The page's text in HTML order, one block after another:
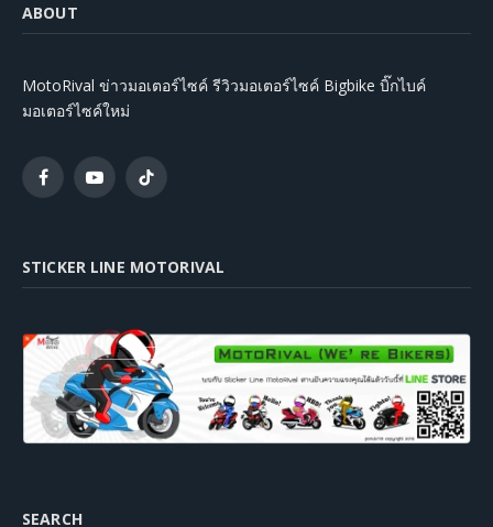
ABOUT
MotoRival ข่าวมอเตอร์ไซค์ รีวิวมอเตอร์ไซค์ Bigbike บิ๊กไบค์
มอเตอร์ไซค์ใหม่
FacebookYouTubeTikTok
STICKER LINE MOTORIVAL
SEARCH